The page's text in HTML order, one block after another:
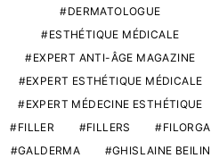
DERMATOLOGUE
ESTHÉTIQUE MÉDICALE
EXPERT ANTI-ÂGE MAGAZINE
EXPERT ESTHÉTIQUE MÉDICALE
EXPERT MÉDECINE ESTHÉTIQUE
FILLER
FILLERS
FILORGA
GALDERMA
GHISLAINE BEILIN